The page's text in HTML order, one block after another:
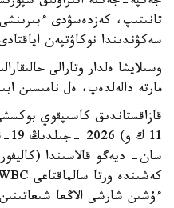
سەكۋندىندا نوكاۋتپەن
وسىلايشا ەلدار وتارالى
مارتە دالەلدەپ، ەل نامىسىن
سان- ديەگو قالاسىندا
ءۇشىن شارشى الاڭعا